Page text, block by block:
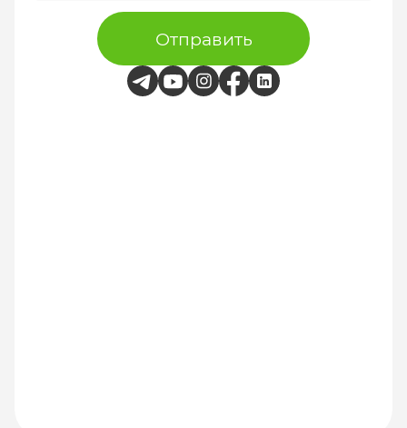
Отправить